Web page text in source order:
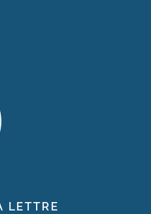
LETTRE